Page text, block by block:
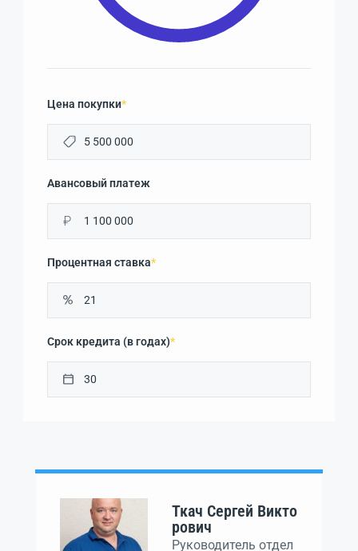
Цена покупки*
Авансовый платеж
₽
Процентная ставка*
Срок кредита (в годах)*
Ткач Сергей Викто
рович
Руководитель отдел